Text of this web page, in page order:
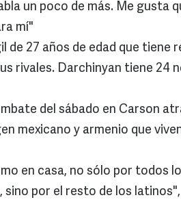
un poco de más. Me gusta
mí"
de 27 años de edad que tiene
rivales. Darchinyan tiene 24
del sábado en Carson
mexicano y armenio que
en casa, no sólo por todos
sino por el resto de los